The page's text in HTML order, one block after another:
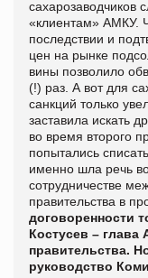
сахарозаводчиков
«клиентам» АМКУ.
последствии и
цен на рынке
вины позволило
(!) раз. А вот для
санкций только
заставила искать
во время второго
попытались
именно шла речь
сотрудничестве
правительства в
договоренности
Костусев – глава
правительства.
руководство